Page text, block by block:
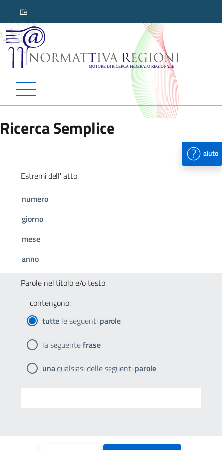
ITA
Normattiva Regioni -
Ricerca Semplice
aiuto
Estremi dell' atto
numero
giorno
mese
anno
Parole nel titolo e/o testo
contengono:
tutte le seguenti parole
la seguentefrase
unaqualsiasi delle seguenti parole